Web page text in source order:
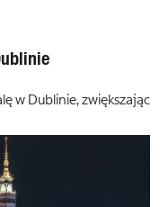
w Dublinie, zwiększając